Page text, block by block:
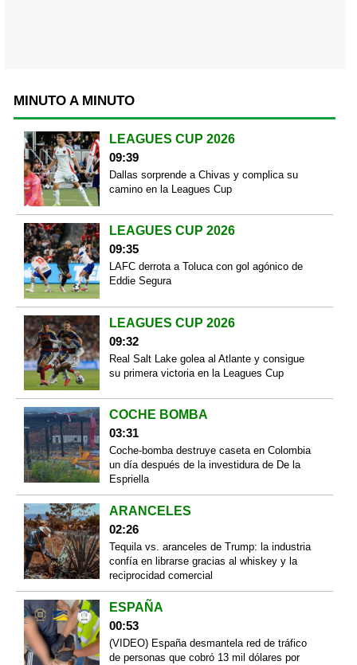
MINUTO A MINUTO
LEAGUES CUP 2026
09:39
Dallas sorprende a Chivas y complica su
camino en la Leagues Cup
LEAGUES CUP 2026
09:35
LAFC derrota a Toluca con gol agónico de
Eddie Segura
LEAGUES CUP 2026
09:32
Real Salt Lake golea al Atlante y consigue
su primera victoria en la Leagues Cup
COCHE BOMBA
03:31
Coche-bomba destruye caseta en Colombia
un día después de la investidura de De la
Espriella
ARANCELES
02:26
Tequila vs. aranceles de Trump: la industria
confía en librarse gracias al whiskey y la
reciprocidad comercial
ESPAÑA
00:53
(VIDEO) España desmantela red de tráfico
de personas que cobró 13 mil dólares por